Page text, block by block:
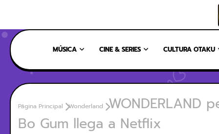
MÚSICA CINE & SERIES CULTURA OTAKU
Página Principal Wonderland
WONDERLAND
Bo Gum llega a Netflix